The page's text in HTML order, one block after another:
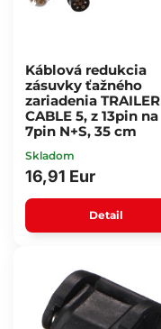
Káblová redukcia
zásuvky ťažného
zariadenia TRAILER
CABLE 5, z 13pin na
7pin N+S, 35 cm
Skladom
16,91 Eur
Detail